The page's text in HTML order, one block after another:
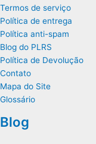
Termos de serviço
Política de entrega
Política anti-spam
Blog do PLRS
Política de Devolução
Contato
Mapa do Site
Glossário
Blog